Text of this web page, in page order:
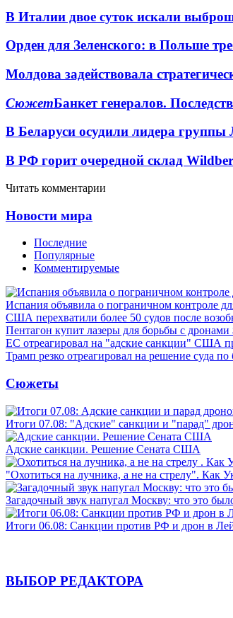
В Италии двое суток искали
Орден для Зеленского: в Польше
Молдова задействовала
СюжетБанкет генералов.
В Беларуси осудили лидера
В РФ горит очередной склад
Читать комментарии
Новости мира
Последние
Популярные
Комментируемые
Испания объявила о пограничном контроле
США перехватили более 50 судов после
Пентагон купит лазеры для борьбы с
ЕС отреагировал на "адские санкции" США
Трамп резко отреагировал на решение суда по
Сюжеты
Итоги 07.08: "Адские" санкции и "парад"
Адские санкции. Решение Сената США
"Охотиться на лучника, а не на стрелу". Как
Загадочный звук напугал Москву: что это
Итоги 06.08: Санкции против РФ и дрон в
ВЫБОР РЕДАКТОРА